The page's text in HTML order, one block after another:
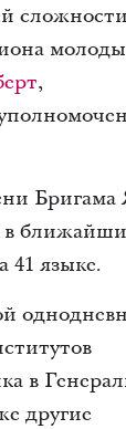
,
Бригама
41 языке.
в
другие